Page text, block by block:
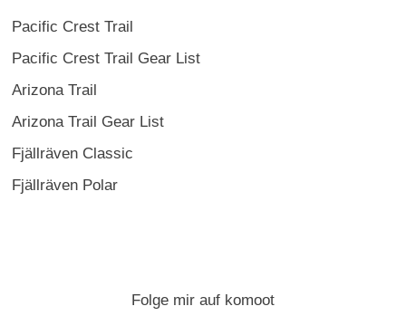
Pacific Crest Trail
Pacific Crest Trail Gear List
Arizona Trail
Arizona Trail Gear List
Fjällräven Classic
Fjällräven Polar
Folge mir auf komoot